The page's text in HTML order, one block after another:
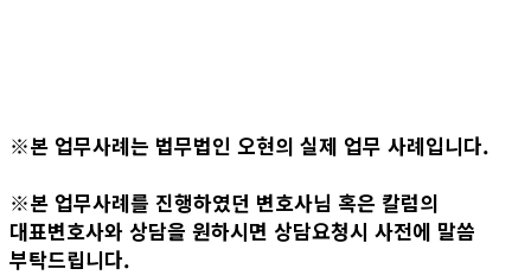
※본 업무사례는 법무법인 오현의 실제 업무 사례입니다.
※본 업무사례를 진행하였던 변호사님 혹은 칼럼의
대표변호사와 상담을 원하시면 상담요청시 사전에 말씀
부탁드립니다.